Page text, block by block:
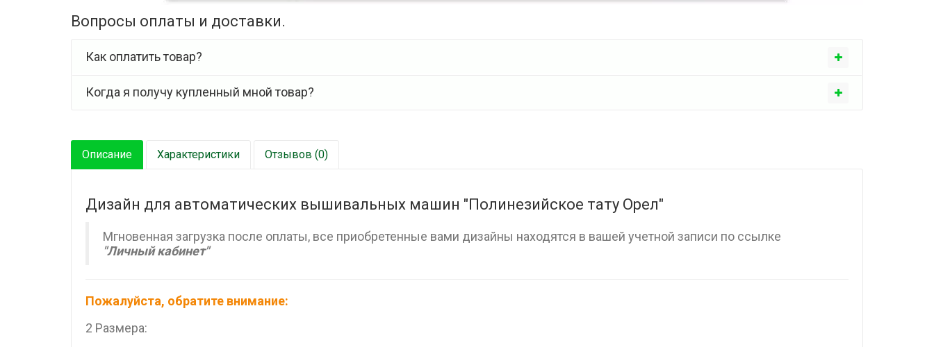
Вопросы оплаты и доставки.
Как оплатить товар?
Когда я получу купленный мной товар?
Описание Характеристики Отзывов (0)
Дизайн для автоматических вышивальных машин "Полинезийское тату Орел"
Мгновенная загрузка после оплаты, все приобретенные вами дизайны находятся в вашей учетной записи по ссылке
"Личный кабинет"
Пожалуйста, обратите внимание:
2 Размера: